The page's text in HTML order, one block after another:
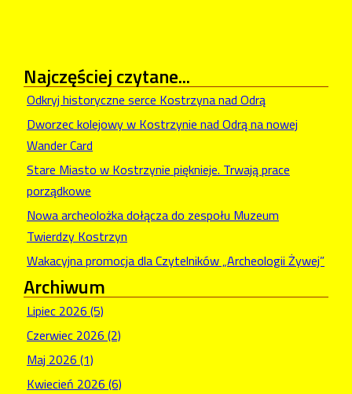
Najczęściejczytane...
Odkryj historyczne serce Kostrzyna nad Odrą
Dworzec kolejowy w Kostrzynie nad Odrą na nowej
Wander Card
Stare Miasto w Kostrzynie pięknieje. Trwają prace
porządkowe
Nowa archeolożka dołącza do zespołu Muzeum
Twierdzy Kostrzyn
Wakacyjna promocja dla Czytelników „Archeologii Żywej”
Archiwum
Lipiec 2026 (5)
Czerwiec 2026 (2)
Maj 2026 (1)
Kwiecień 2026 (6)